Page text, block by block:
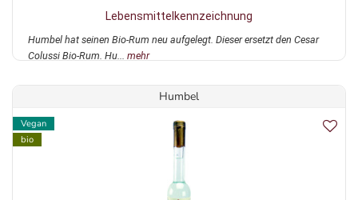
Lebensmittelkennzeichnung
Humbel hat seinen Bio-Rum neu aufgelegt. Dieser ersetzt den Cesar
Colussi Bio-Rum. Hu... mehr
Humbel
Vegan
bio